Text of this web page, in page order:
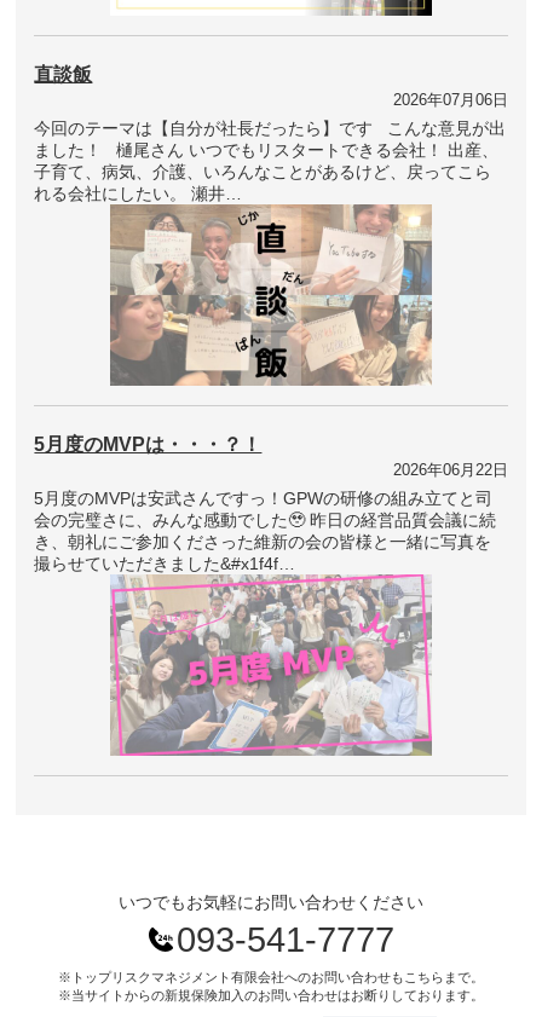
直談飯
2026年07月06日
今回のテーマは【自分が社長だったら】です こんな意見が出
ました！ 樋尾さん いつでもリスタートできる会社！ 出産、
子育て、病気、介護、いろんなことがあるけど、戻ってこら
れる会社にしたい。 瀬井…
5月度のMVPは・・・？！
2026年06月22日
5月度のMVPは安武さんですっ！GPWの研修の組み立てと司
会の完璧さに、みんな感動でした🥹 昨日の経営品質会議に続
き、朝礼にご参加くださった維新の会の皆様と一緒に写真を
撮らせていただきました&#x1f4f…
いつでもお気軽にお問い合わせください
093-541-7777
※トップリスクマネジメント有限会社へのお問い合わせもこちらまで。
※当サイトからの新規保険加入のお問い合わせはお断りしております。